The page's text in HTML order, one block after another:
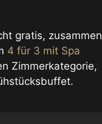
gratis, zusammen
4 für 3 mit Spa
Zimmerkategorie,